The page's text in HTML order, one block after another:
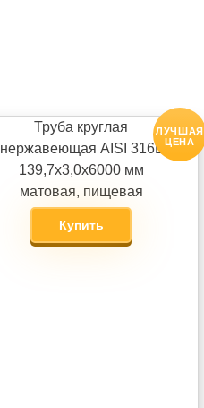
Труба круглая
нержавеющая AISI 316L
139,7х3,0х6000 мм
матовая, пищевая
Купить
ЛУЧШАЯ
ЦЕНА